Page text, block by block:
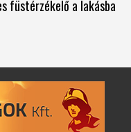
füstérzékelő a lakásba